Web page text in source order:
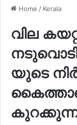
Home / Kerala
വില
യുടെ